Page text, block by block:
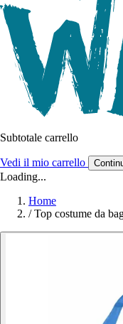
Subtotale carrello
Vedi il mio carrello
Loading...
Home
/ Top costume da